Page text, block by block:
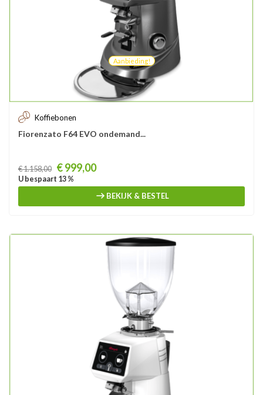
Aanbieding!
Koffiebonen
Fiorenzato F64 EVO ondemand...
Prijs
€ 1.158,00 € 999,00
U bespaart 13 %
BEKIJK & BESTEL